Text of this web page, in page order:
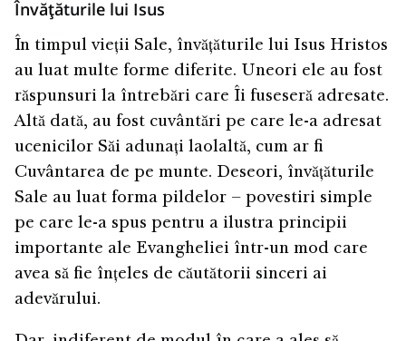
Învățăturile lui Isus
În timpul vieții Sale, învățăturile lui Isus Hristos
au luat multe forme diferite. Uneori ele au fost
răspunsuri la întrebări care Îi fuseseră adresate.
Altă dată, au fost cuvântări pe care le-a adresat
ucenicilor Săi adunați laolaltă, cum ar fi
Cuvântarea de pe munte. Deseori, învățăturile
Sale au luat forma pildelor – povestiri simple
pe care le-a spus pentru a ilustra principii
importante ale Evangheliei într-un mod care
avea să fie înțeles de căutătorii sinceri ai
adevărului.